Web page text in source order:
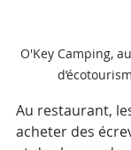
O'Key Camping,
Au restaurant,
acheter des